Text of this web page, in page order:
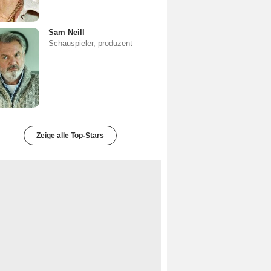
Sam Neill
Schauspieler, produzent
Zeige alle Top-Stars